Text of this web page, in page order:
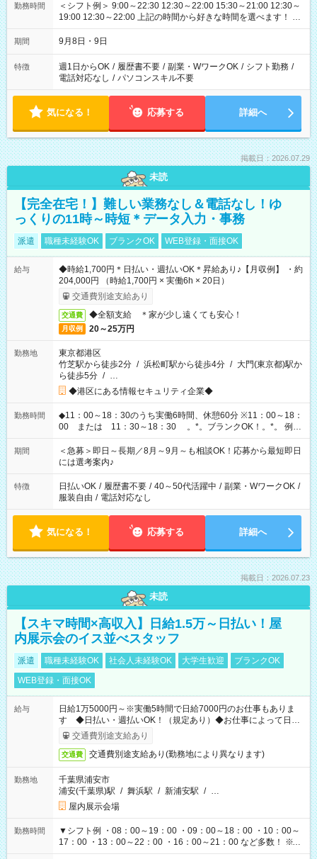
勤務時間
＜シフト例＞ 9:00～22:30 12:30～22:00 15:30～21:00 12:30～
19:00 12:30～22:00 上記の時間から好きな時間を選べます！ ※
時間は変更となる可能性があります
期間 9月8日・9日
特徴 週1日からOK / 履歴書不要 / 副業・WワークOK / シフト勤務 /
電話対応なし / パソコンスキル不要
気になる！ 応募する 詳細へ
掲載日：2026.07.29
未読
【完全在宅！】難しい業務なし＆電話なし！ゆ
っくりの11時～時短＊データ入力・事務
派遣 職種未経験OK ブランクOK WEB登録・面接OK
給与
◆時給1,700円＊日払い・週払いOK＊昇給あり♪【月収例】 ・約
204,000円 （時給1,700円 × 実働6h × 20日）
交通費別途支給あり
交通費 ◆全額支給 ＊家が少し遠くても安心！
月収例 20～25万円
勤務地
東京都港区
竹芝駅から徒歩2分 / 浜松町駅から徒歩4分 / 大門(東京都)駅か
ら徒歩5分 / …
◆港区にある情報セキュリティ企業◆
勤務時間
◆11：00～18：30のうち実働6時間、休憩60分 ※11：00～18：
00 または 11：30～18：30 。*。ブランクOK！。*。 例え
ば前職が、 在宅/財団法人/事務/コールセンター/受付/販売/カフェ
スタッフ スイーツ販売/ホテルフロント/化粧品販売/など 様々な
業界から入社して活躍されています♪
期間
＜急募＞即日～長期／8月～9月～も相談OK！応募から最短即日
には選考案内♪
特徴 日払いOK / 履歴書不要 / 40～50代活躍中 / 副業・WワークOK /
服装自由 / 電話対応なし
気になる！ 応募する 詳細へ
掲載日：2026.07.23
未読
【スキマ時間×高収入】日給1.5万～日払い！屋
内展示会のイス並べスタッフ
派遣 職種未経験OK 社会人未経験OK 大学生歓迎
ブランクOK
WEB登録・面接OK
給与
日給1万5000円～※実働5時間で日給7000円のお仕事もありま
す ◆日払い・週払いOK！（規定あり）◆お仕事によって日給
も異なります
交通費別途支給あり
交通費 交通費別途支給あり(勤務地により異なります)
勤務地
千葉県浦安市
浦安(千葉県)駅 / 舞浜駅 / 新浦安駅 / …
屋内展示会場
勤務時間
▼シフト例 ・08：00～19：00 ・09：00～18：00 ・10：00～
17：00 ・13：00～22：00 ・16：00～21：00 など多数！ ※お
仕事により勤務時間が異なります